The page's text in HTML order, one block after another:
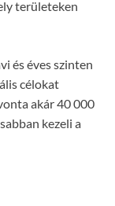
területeken
és éves szinten
célokat
akár 40 000
kezeli a